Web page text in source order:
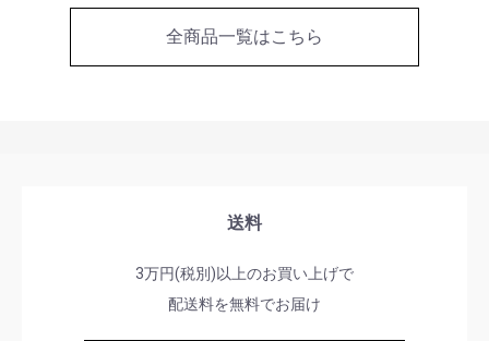
全商品一覧はこちら
送料
3万円(税別)以上のお買い上げで
配送料を無料でお届け